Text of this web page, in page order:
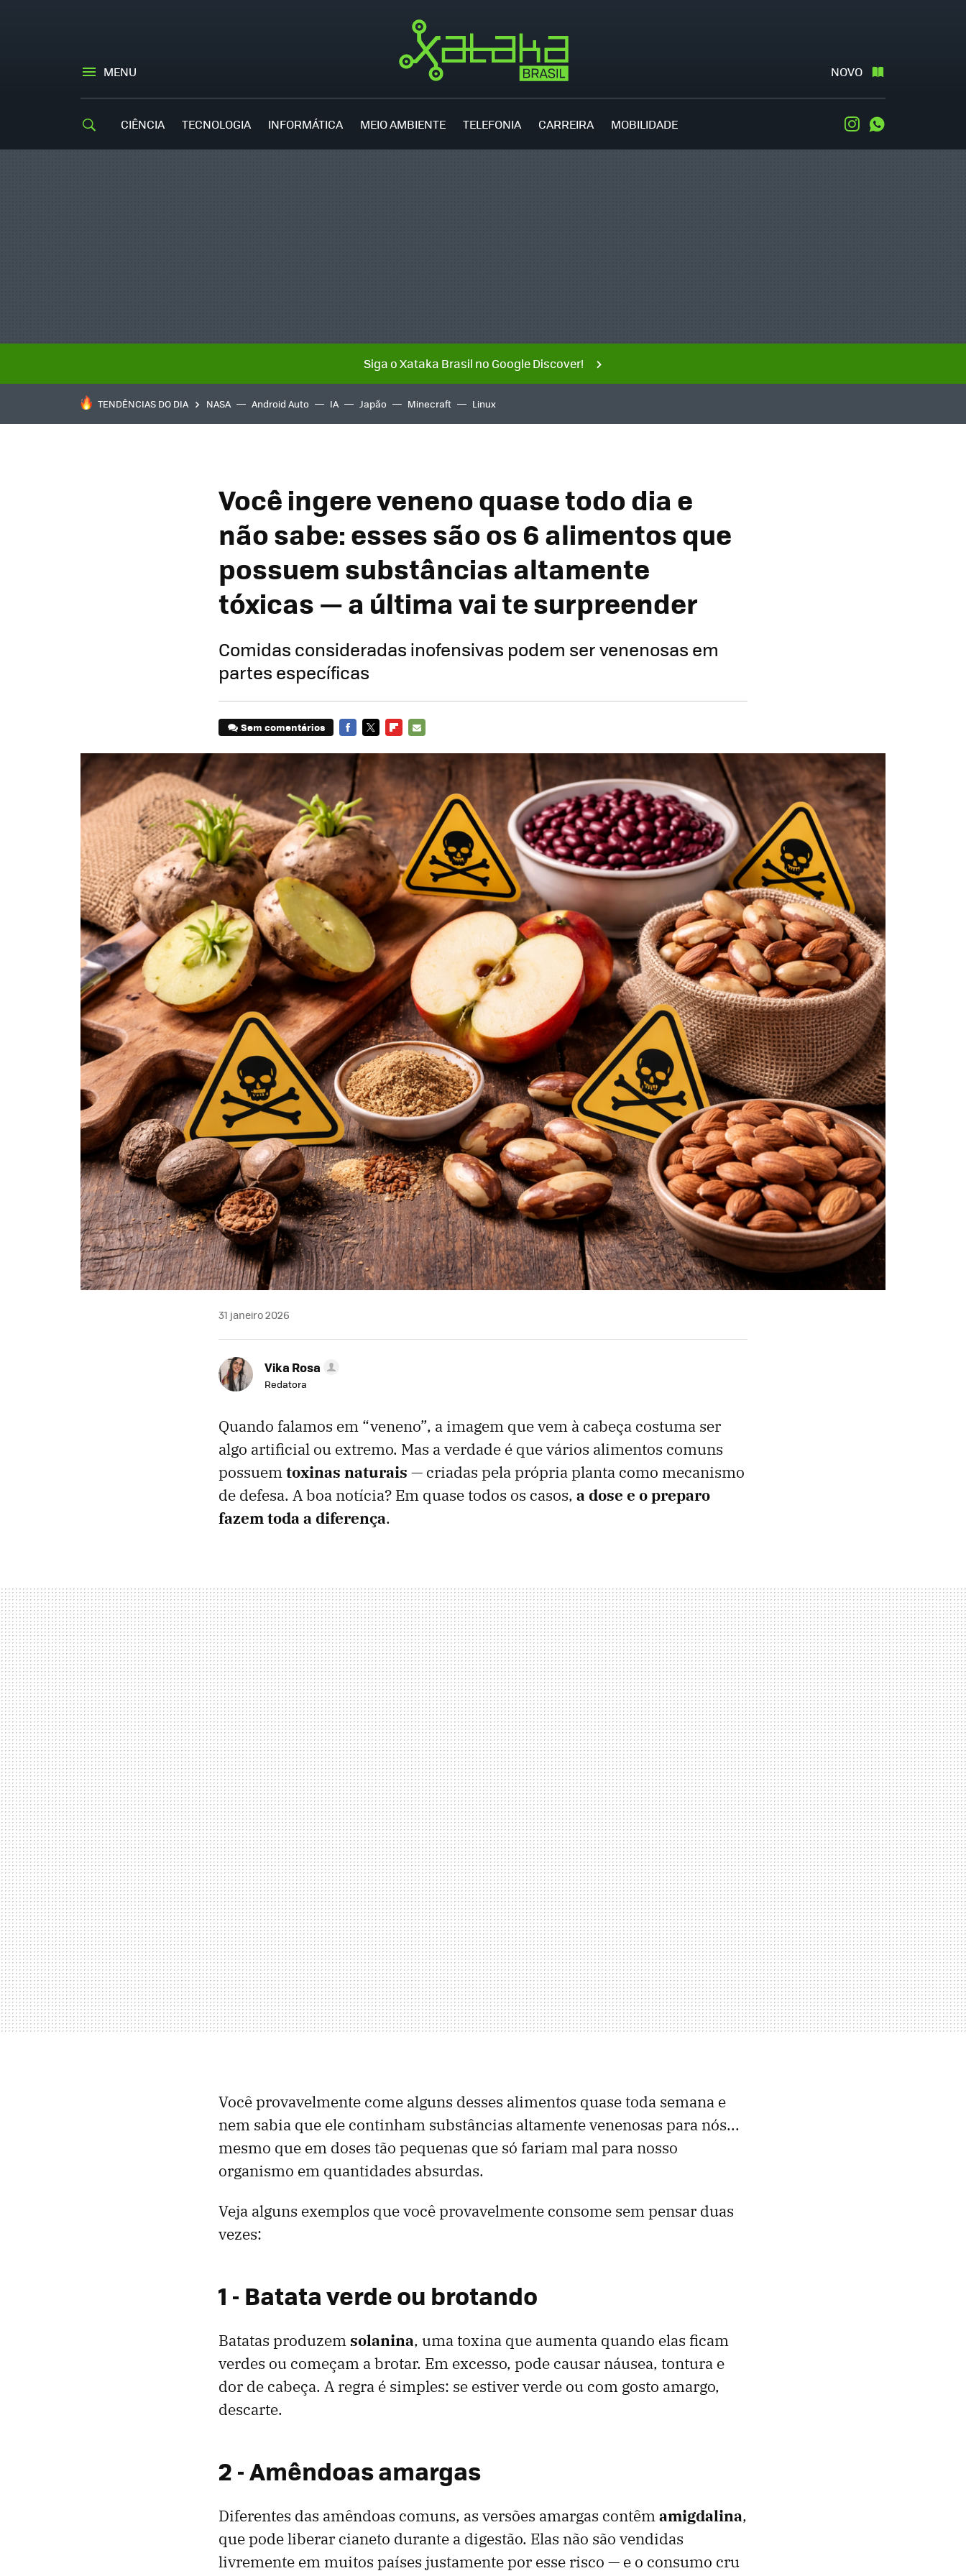
MENU NOVO
CIÊNCIA TECNOLOGIA INFORMÁTICA MEIO AMBIENTE TELEFONIA CARREIRA MOBILIDADE Instagram
Siga o Xataka Brasil no Google Discover!
TENDÊNCIAS DO DIA NASA Android Auto IA Japão Minecraft Linux
Você ingere veneno quase todo dia e
não sabe: esses são os 6 alimentos que
possuem substâncias altamente
tóxicas — a última vai te surpreender
Comidas consideradas inofensivas podem ser venenosas em
partes específicas
Sem comentários
MAIL
31 janeiro 2026
Vika Rosa
Redatora
Quando falamos em “veneno”, a imagem que vem à cabeça costuma ser
algo artificial ou extremo. Mas a verdade é que vários alimentos comuns
possuemtoxinas naturais — criadas pela própria planta como mecanismo
de defesa. A boa notícia? Em quase todos os casos, a dose e o preparo
fazem toda a diferença.
Você provavelmente come alguns desses alimentos quase toda semana e
nem sabia que ele continham substâncias altamente venenosas para nós...
mesmo que em doses tão pequenas que só fariam mal para nosso
organismo em quantidades absurdas.
Veja alguns exemplos que você provavelmente consome sem pensar duas
vezes:
1 - Batata verde ou brotando
Batatas produzemsolanina, uma toxina que aumenta quando elas ficam
verdes ou começam a brotar. Em excesso, pode causar náusea, tontura e
dor de cabeça. A regra é simples: se estiver verde ou com gosto amargo,
descarte.
2 - Amêndoas amargas
Diferentes das amêndoas comuns, as versões amargas contêmamigdalina,
que pode liberar cianeto durante a digestão. Elas não são vendidas
livremente em muitos países justamente por esse risco — e o consumo cru